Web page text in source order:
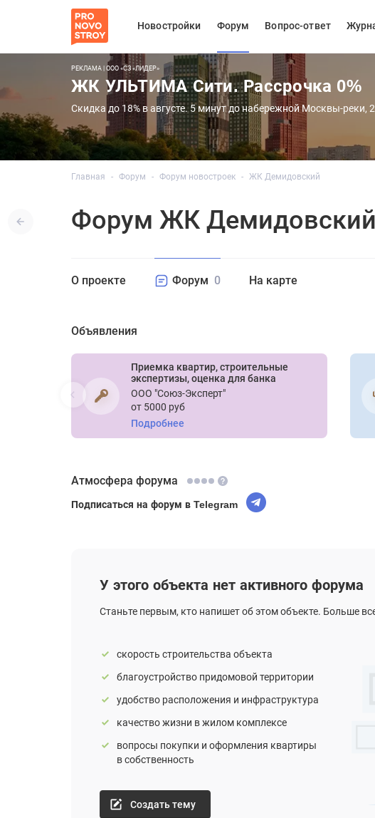
Новостройки Форум Вопрос-ответ
РЕКЛАМА | ООО «СЗ «ЛИДЕР»
ЖК УЛЬТИМА Сити. Рассрочка 0%
Скидка до 18% в августе. 5 минут до набережной Москвы-
Главная Форум Форум новостроек ЖК Демидовский
Форум ЖК Демидовский
О проекте Форум 0 На карте
Объявления
Приемка квартир, строительные
экспертизы, оценка для банка
ООО "Союз-Эксперт"
от 5000 руб
Подробнее
Атмосфера форума
Подписаться на форум в Telegram
У этого объекта нет активного форума
Станьте первым, кто напишет об этом объекте. Больше
скорость строительства объекта
благоустройство придомовой территории
удобство расположения и инфраструктура
качество жизни в жилом комплексе
вопросы покупки и оформления квартиры
в собственность
Создать тему